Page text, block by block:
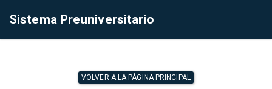
Sistema Preuniversitario
VOLVER A LA PÁGINA PRINCIPAL